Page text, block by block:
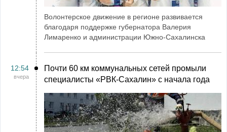
Волонтерское движение в регионе развивается
благодаря поддержке губернатора Валерия
Лимаренко и администрации Южно-Сахалинска
12:54
вчера
Почти 60 км коммунальных сетей промыли
специалисты «РВК‑Сахалин» с начала года